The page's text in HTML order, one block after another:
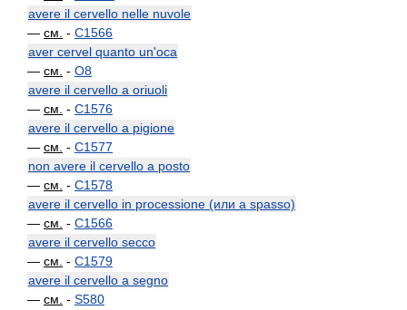
avere il cervello nelle nuvole
— см. - C1566
aver cervel quanto un'oca
— см. - O8
avere il cervello a oriuoli
— см. - C1576
avere il cervello a pigione
— см. - C1577
non avere il cervello a posto
— см. - C1578
avere il cervello in processione (или a spasso)
— см. - C1566
avere il cervello secco
— см. - C1579
avere il cervello a segno
— см. - S580